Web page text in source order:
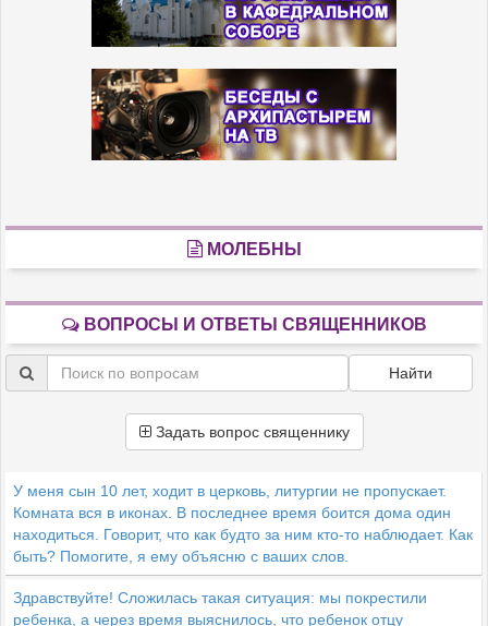
МОЛЕБНЫ
ВОПРОСЫ И ОТВЕТЫ СВЯЩЕННИКОВ
Найти
Задать вопрос священнику
У меня сын 10 лет, ходит в церковь, литургии не пропускает.
Комната вся в иконах. В последнее время боится дома один
находиться. Говорит, что как будто за ним кто-то наблюдает. Как
быть? Помогите, я ему объясню с ваших слов.
Здравствуйте! Сложилась такая ситуация: мы покрестили
ребенка, а через время выяснилось, что ребенок отцу